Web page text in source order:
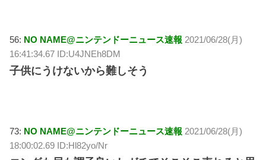
56: NO NAME@ニンテンドーニュース速報 2021/06/28(月)
16:41:34.67 ID:U4JNEh8DM
子供にうけないから難しそう
73: NO NAME@ニンテンドーニュース速報 2021/06/28(月)
18:00:02.69 ID:Hl82yo/Nr